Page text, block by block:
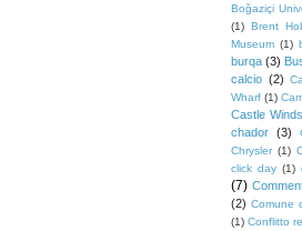
Boğaziçi
(1) Brent
Museum (1)
burqa (3)
calcio (2)
Wharf (1)
Castle
chador (3)
Chrysler (1)
click day (1)
(7)
(2) Comune
(1) Conflitto